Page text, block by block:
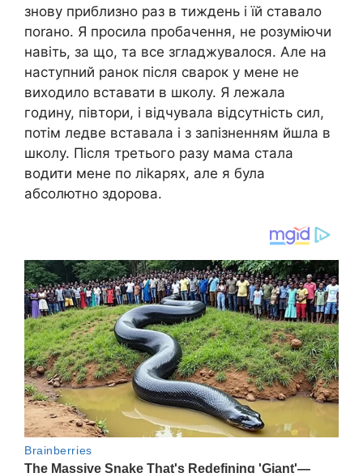
знову приблизно раз в тиждень і їй ставало
поrано. Я просила пробачення, не розуміючи
навіть, за що, та все згладжувалося. Але на
наступний ранок після сварок у мене не
виходило вставати в школу. Я лежала
годину, півтори, і відчувала відсутність сил,
потім ледве вставала і з запізненням йшла в
школу. Після третього разу мама стала
водити мене по ліkарях, але я була
абсолютно здорова.